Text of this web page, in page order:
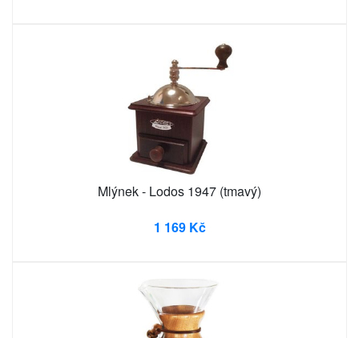
Mlýnek - Lodos 1947 (tmavý)
1 169 Kč